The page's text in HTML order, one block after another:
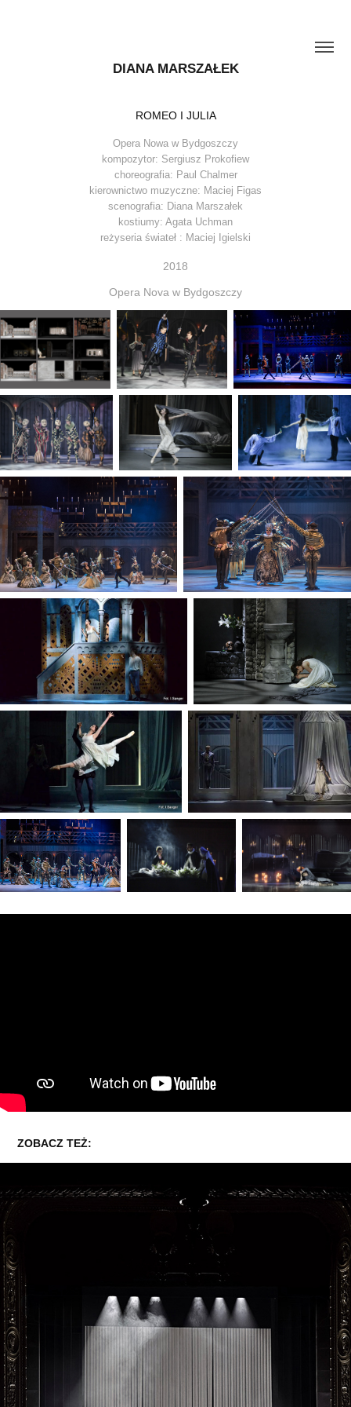
DIANA MARSZAŁEK
ROMEO I JULIA
Opera Nowa w Bydgoszczy
kompozytor: Sergiusz Prokofiew
choreografia: Paul Chalmer
kierownictwo muzyczne: Maciej Figas
scenografia: Diana Marszałek
kostiumy: Agata Uchman
reżyseria świateł : Maciej Igielski
2018
Opera Nova w Bydgoszczy
ZOBACZ TEŻ: